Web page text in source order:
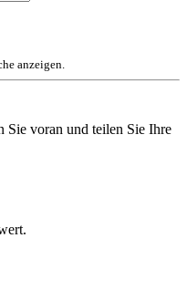
anzeigen.
Sie voran und teilen Sie Ihre